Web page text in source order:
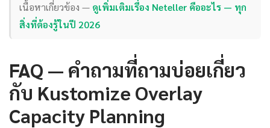
เนื้อหาเกี่ยวข้อง — ดูเพิ่มเติมเรื่อง Neteller คืออะไร — ทุก
สิ่งที่ต้องรู้ในปี 2026
FAQ — คำถามที่ถามบ่อยเกี่ยว
กับ Kustomize Overlay
Capacity Planning